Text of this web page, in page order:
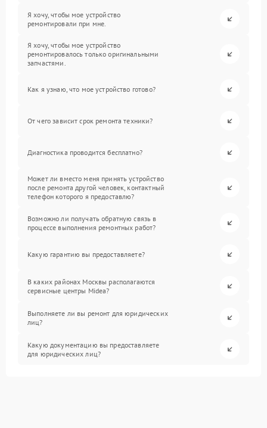
Я хочу, чтобы мое устройство
ремонтировали при мне.
Я хочу, чтобы мое устройство
ремонтировалось только оригинальными
запчастями.
Как я узнаю, что мое устройство готово?
От чего зависит срок ремонта техники?
Диагностика проводится бесплатно?
Может ли вместо меня принять устройство
после ремонта другой человек, контактный
телефон которого я предоставлю?
Возможно ли получать обратную связь в
процессе выполнения ремонтных работ?
Какую гарантию вы предоставляете?
В каких районах Москвы располагаются
сервисные центры Midea?
Выполняете ли вы ремонт для юридических
лиц?
Какую документацию вы предоставляете
для юридических лиц?